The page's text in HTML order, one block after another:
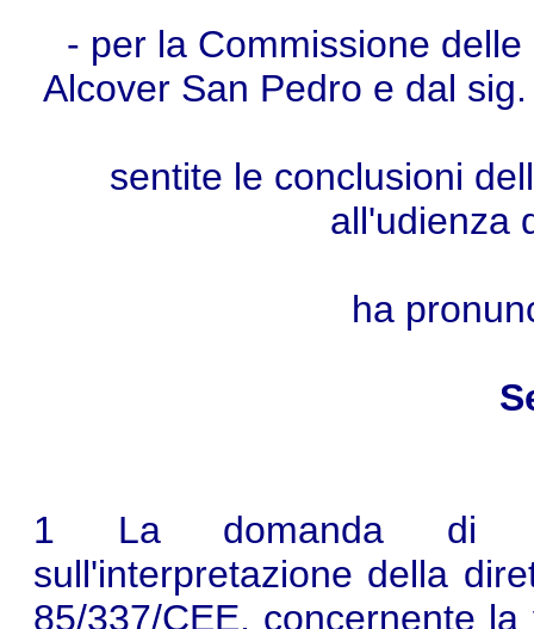
- per la Commissione
Alcover San Pedro e dal
sentite le conclusioni
all'udienza
ha
1 La domanda di
sull'interpretazione della
85/337/CEE, concernente